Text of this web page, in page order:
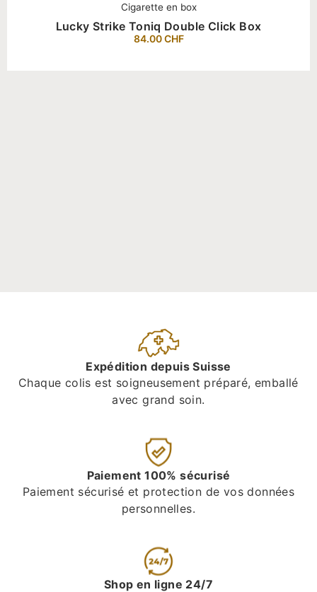
Cigarette en box
Lucky Strike Toniq Double Click Box
84.00CHF
Expédition depuis Suisse
Chaque colis est soigneusement préparé, emballé
avec grand soin.
Paiement 100% sécurisé
Paiement sécurisé et protection de vos données
personnelles.
Shop en ligne 24/7